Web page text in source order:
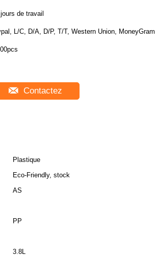
de travail
L/C, D/A, D/P, T/T, Western Union, MoneyGram
Contactez
Plastique
Eco-Friendly, stock
AS
PP
3.8L